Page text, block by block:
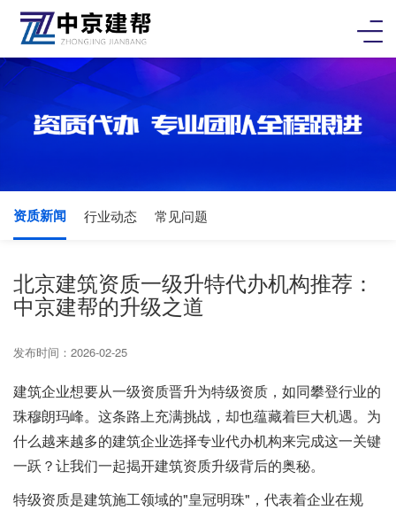
资质新闻 行业动态 常见问题
北京建筑资质一级升特代办机构推荐：
中京建帮的升级之道
发布时间：2026-02-25
建筑企业想要从一级资质晋升为特级资质，如同攀登行业的
珠穆朗玛峰。这条路上充满挑战，却也蕴藏着巨大机遇。为
什么越来越多的建筑企业选择专业代办机构来完成这一关键
一跃？让我们一起揭开建筑资质升级背后的奥秘。
特级资质是建筑施工领域的"皇冠明珠"，代表着企业在规